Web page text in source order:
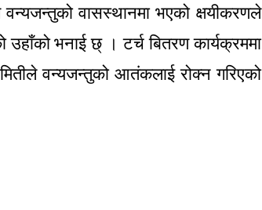
वासस्थानमा भएको क्षयीकरणले
भनाई छ् । टर्च बितरण कार्यक्रममा
वन्यजन्तुको आतंकलाई रोक्न गरिएको